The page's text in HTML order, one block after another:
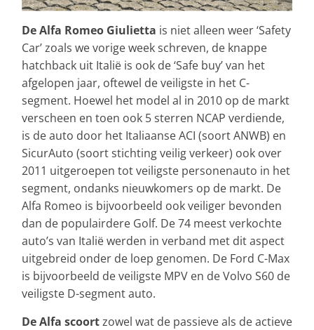
De Alfa Romeo Giulietta is niet alleen weer ‘Safety
Car’ zoals we vorige week schreven, de knappe
hatchback uit Italië is ook de ‘Safe buy’ van het
afgelopen jaar, oftewel de veiligste in het C-
segment. Hoewel het model al in 2010 op de markt
verscheen en toen ook 5 sterren NCAP verdiende,
is de auto door het Italiaanse ACI (soort ANWB) en
SicurAuto (soort stichting veilig verkeer) ook over
2011 uitgeroepen tot veiligste personenauto in het
segment, ondanks nieuwkomers op de markt. De
Alfa Romeo is bijvoorbeeld ook veiliger bevonden
dan de populairdere Golf. De 74 meest verkochte
auto’s van Italië werden in verband met dit aspect
uitgebreid onder de loep genomen. De Ford C-Max
is bijvoorbeeld de veiligste MPV en de Volvo S60 de
veiligste D-segment auto.
De Alfa scoortzowel wat de passieve als de actieve